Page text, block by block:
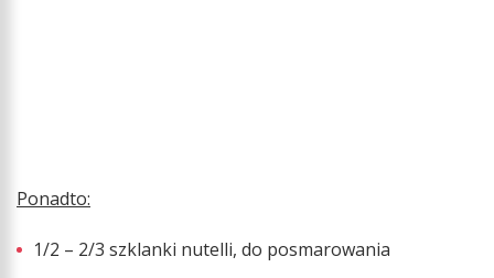
Ponadto:
1/2 – 2/3 szklanki nutelli, do posmarowania